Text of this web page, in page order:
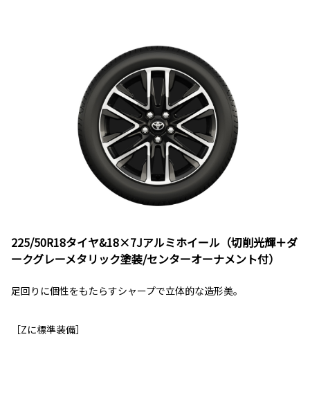
225/50R18タイヤ&18×7Jアルミホイール（切削光輝＋ダ
ークグレーメタリック塗装/センターオーナメント付）
足回りに個性をもたらすシャープで立体的な造形美。
［Zに標準装備］